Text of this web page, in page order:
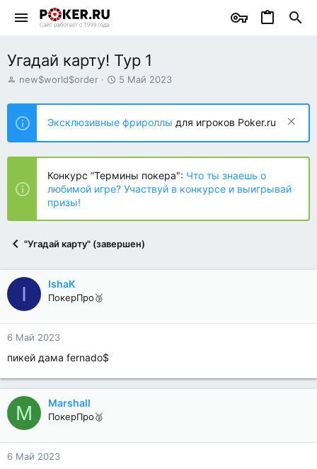
Угадай карту! Тур 1
А
т
о
р
т
е
ы
new$world$order
Д
т
н
а
ч
л
а
5 Май 2023
Эксклюзивные фрироллы для игроков Poker.ru
Конкурс “Термины покера": Что ты знаешь о
любимой игре? Участвуй в конкурсе и выигрывай
призы!
"Угадай карту" (завершен)
I IshaK
ПокерПро🥉
6 Май 2023
пикей дама fernado$
M Marshall
ПокерПро🥈
6 Май 2023